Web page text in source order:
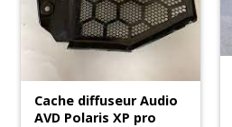
Cache diffuseur Audio
AVD Polaris XP pro